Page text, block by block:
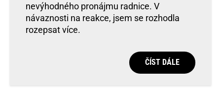
nevýhodného pronájmu radnice. V
návaznosti na reakce, jsem se rozhodla
rozepsat více.
ČÍST DÁLE